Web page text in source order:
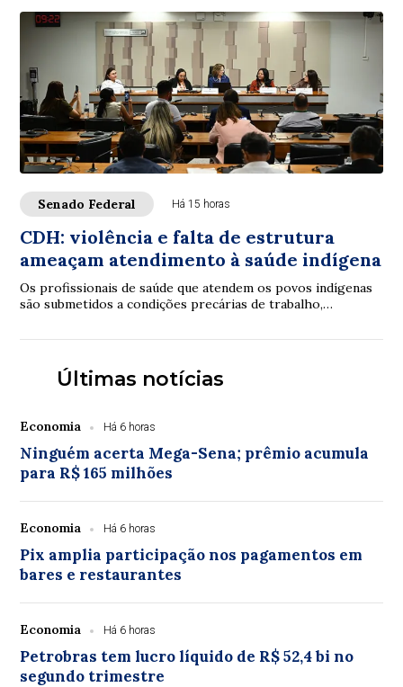
Senado Federal Há 15 horas
CDH: violência e falta de estrutura
ameaçam atendimento à saúde indígena
Os profissionais de saúde que atendem os povos indígenas
são submetidos a condições precárias de trabalho,
Últimas notícias
Economia Há 6 horas
Ninguém acerta Mega-Sena; prêmio acumula
para R$ 165 milhões
Economia Há 6 horas
Pix amplia participação nos pagamentos em
bares e restaurantes
Economia Há 6 horas
Petrobras tem lucro líquido de R$ 52,4 bi no
segundo trimestre